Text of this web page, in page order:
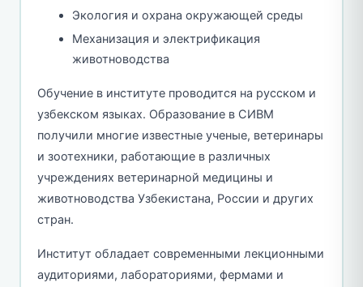
Экология и охрана окружающей среды
Механизация и электрификация
животноводства
Обучение в институте проводится на русском и
узбекском языках. Образование в СИВМ
получили многие известные ученые, ветеринары
и зоотехники, работающие в различных
учреждениях ветеринарной медицины и
животноводства Узбекистана, России и других
стран.
Институт обладает современными лекционными
аудиториями, лабораториями, фермами и